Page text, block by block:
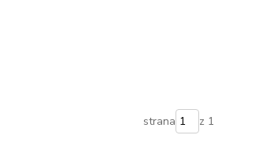
strana z 1